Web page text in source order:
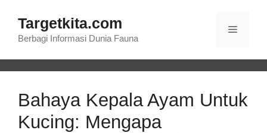
Targetkita.com
Berbagi Informasi Dunia Fauna
Menu
Bahaya Kepala Ayam Untuk
Kucing: Mengapa